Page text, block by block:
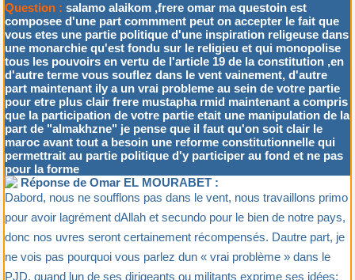
Question : salamo alaikom ,frere omar ma questoin est
composee d'une part commment peut on accepter le fait que
vous etes une partie politique d'une inspiration religeuse dans
une monarchie qu'est fondu sur le religieu et qui monopolise
tous les pouvoirs en vertu de l'article 19 de la constitution ,en
d'autre terme vous souflez dans le vent vainement, d'autre
part maintenant ily a un vrai probleme au sein de votre partie
pour etre plus clair frere mustapha rmid maintenant a compris
que la participation de votre partie etait une manipulation de la
part de "almakhzne" je pense que il faut qu'on soit clair le
maroc avant tout a besoin une reforme constitutionnelle qui
permettrait au partie politique d'y participer au fond et ne pas
pour la forme
Réponse de Omar EL MOURABET :
Dabord, nous ne soufflons pas dans le vent, nous travaillons primo
pour avoir lagrément dAllah et secundo pour le bien de notre pays,
donc nos uvres seront certainement récompensés. Dautre part, je
ne vois pas pourquoi vous parlez dun « vrai problème » dans le
PJD, quand lun de ses dirigeants ou militants exprime ses idées;